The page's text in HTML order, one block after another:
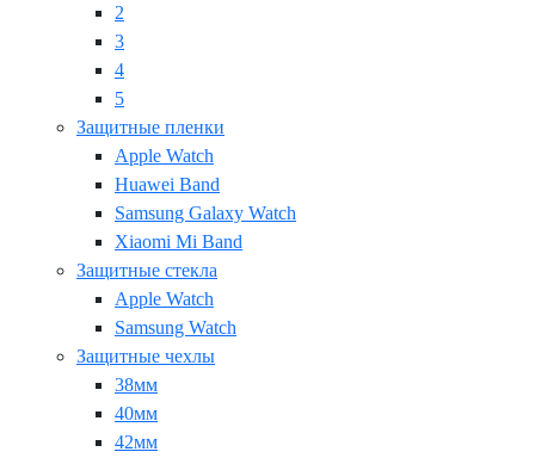
2
3
4
5
Защитные пленки
Apple Watch
Huawei Band
Samsung Galaxy Watch
Xiaomi Mi Band
Защитные стекла
Apple Watch
Samsung Watch
Защитные чехлы
38мм
40мм
42мм